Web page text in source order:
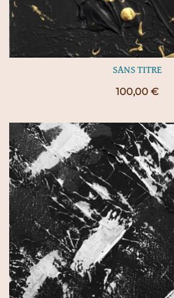
SANS TITRE
100,00 €